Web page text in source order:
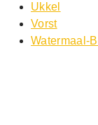
Ukkel
Vorst
Watermaal-